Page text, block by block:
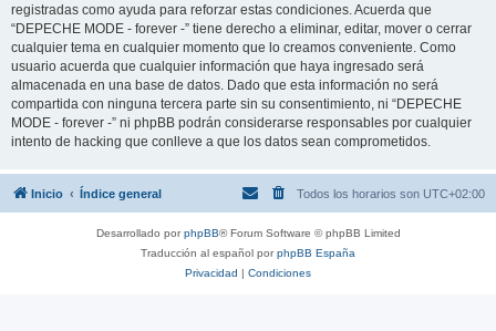
registradas como ayuda para reforzar estas condiciones. Acuerda que
“DEPECHE MODE - forever -” tiene derecho a eliminar, editar, mover o cerrar
cualquier tema en cualquier momento que lo creamos conveniente. Como
usuario acuerda que cualquier información que haya ingresado será
almacenada en una base de datos. Dado que esta información no será
compartida con ninguna tercera parte sin su consentimiento, ni “DEPECHE
MODE - forever -” ni phpBB podrán considerarse responsables por cualquier
intento de hacking que conlleve a que los datos sean comprometidos.
Inicio Índice general Todos los horarios son UTC+02:00
Desarrollado porphpBB® Forum Software © phpBB Limited
Traducción al español porphpBB España
Privacidad | Condiciones